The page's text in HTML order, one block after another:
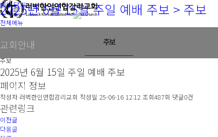
2025년 6월 15일 주일 예배 주보 > 주보
전체메뉴
메뉴 닫기
LOGIN JOIN
교회안내
예배안내/오시는길
주일예배와집회
갤러리
열린광장
주보
주보
2025년 6월 15일 주일 예배 주보
페이지 정보
작성자 러벅한인연합감리교회 작성일 25-06-16 12:12 조회487회 댓글0건
관련링크
이전글
다음글